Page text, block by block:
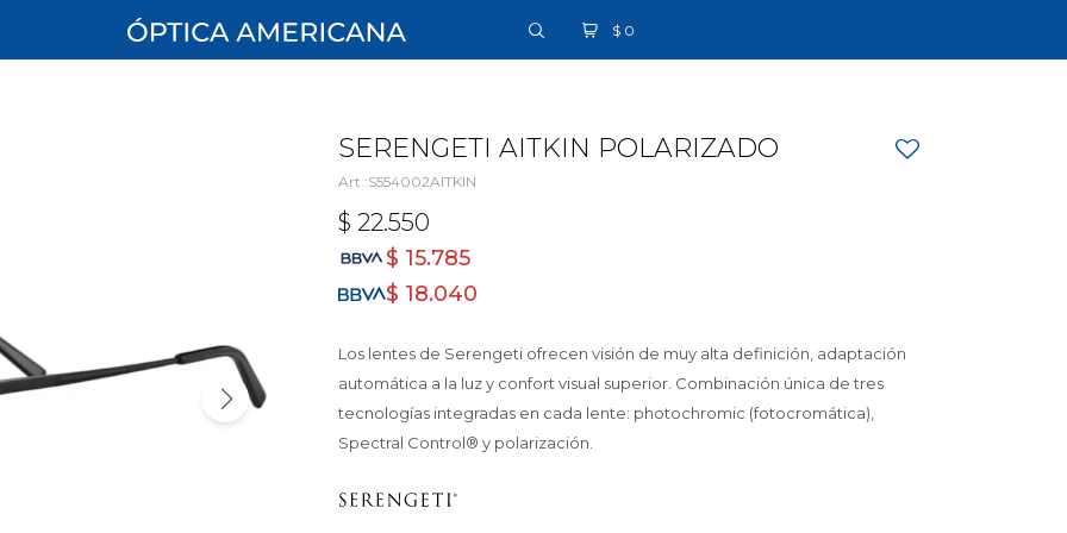
$ 0
SERENGETI AITKIN POLARIZADO
S554002AITKIN
$ 22.550
$ 15.785
$ 18.040
Los lentes de Serengeti ofrecen visión de muy alta definición, adaptación
automática a la luz y confort visual superior. Combinación única de tres
tecnologías integradas en cada lente: photochromic (fotocromática),
Spectral Control® y polarización.